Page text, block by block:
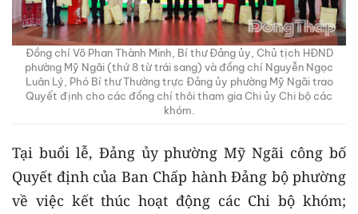
Đồng chí Võ Phan Thành Minh, Bí thư Đảng ủy, Chủ tịch HĐND
phường Mỹ Ngãi (thứ 8 từ trái sang) và đồng chí Nguyễn Ngọc
Luân Lý, Phó Bí thư Thường trực Đảng ủy phường Mỹ Ngãi trao
Quyết định cho các đồng chí thôi tham gia Chi ủy Chi bộ các
khóm.
Tại buổi lễ, Đảng ủy phường Mỹ Ngãi công bố
Quyết định của Ban Chấp hành Đảng bộ phường
về việc kết thúc hoạt động các Chi bộ khóm;